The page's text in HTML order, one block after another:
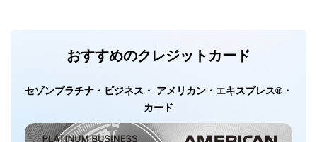
おすすめのクレジットカード
セゾンプラチナ・ビジネス・ アメリカン・エキスプレス®・
カード